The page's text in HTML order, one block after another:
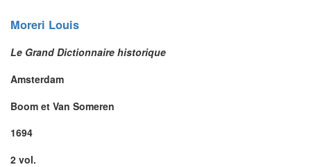
Moreri Louis
Le Grand Dictionnaire historique
Amsterdam
Boom et Van Someren
1694
2 vol.